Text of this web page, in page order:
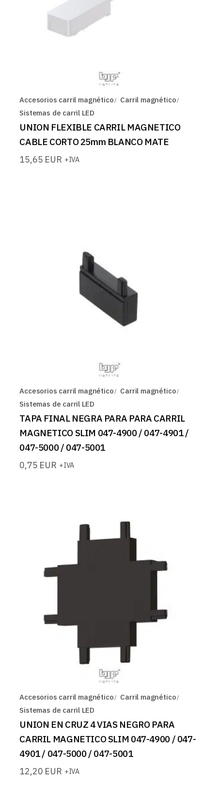
Accesorios carril magnético
Carril magnético
Sistemas de carril LED
UNION FLEXIBLE CARRIL MAGNETICO
CABLE CORTO 25mm BLANCO MATE
15,65 EUR +IVA
Accesorios carril magnético
Carril magnético
Sistemas de carril LED
TAPA FINAL NEGRA PARA PARA CARRIL
MAGNETICO SLIM 047-4900 / 047-4901 /
047-5000 / 047-5001
0,75 EUR +IVA
Accesorios carril magnético
Carril magnético
Sistemas de carril LED
UNION EN CRUZ 4 VIAS NEGRO PARA
CARRIL MAGNETICO SLIM 047-4900 / 047-
4901 / 047-5000 / 047-5001
12,20 EUR +IVA